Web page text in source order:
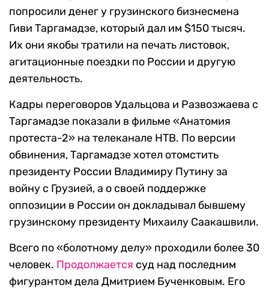
попросили денег у грузинского бизнесмена
Гиви Таргамадзе, который дал им $150 тысяч.
Их они якобы тратили на печать листовок,
агитационные поездки по России и другую
деятельность.
Кадры переговоров Удальцова и Развозжаева с
Таргамадзе показали в фильме «Анатомия
протеста-2» на телеканале НТВ. По версии
обвинения, Таргамадзе хотел отомстить
президенту России Владимиру Путину за
войну с Грузией, а о своей поддержке
оппозиции в России он докладывал бывшему
грузинскому президенту Михаилу Саакашвили.
Всего по «болотному делу» проходили более 30
человек. Продолжается суд над последним
фигурантом дела Дмитрием Бученковым. Его